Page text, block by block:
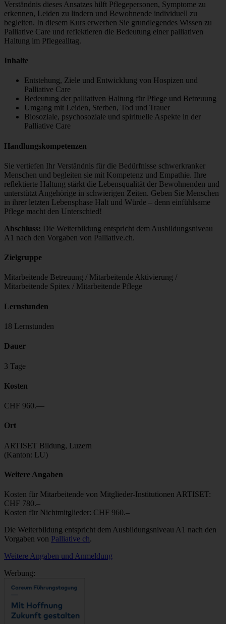
Verständnis dieses Ansatzes hilft Pflegepersonen, Symptome zu
erkennen, Leiden zu lindern und Bewohnende individuell zu
begleiten. In diesem Kurs erwerben Sie grundlegendes Wissen zu
Palliative Care und reflektieren die Bedeutung einer palliativen
Haltung im Pflegealltag.
Inhalte
Entstehung, Ziele und Entwicklung von Hospizen und
Palliative Care
Bedeutung der palliativen Haltung für Pflege und Betreuung
Umgang mit Leiden, Sterben, Tod und Trauer
Biosoziale, psychosoziale und spirituelle Aspekte in der
Palliative Care
Handlungskompetenzen
Sie vertiefen Ihr Verständnis für die Bedürfnisse schwerkranker
Menschen und begleiten sie mit Kompetenz und Empathie. Ihre
reflektierte Haltung stärkt die Lebensqualität der Bewohnenden und
unterstützt Angehörige in schwierigen Zeiten. Geben Sie Menschen
in ihrer letzten Lebensphase Halt und Würde – denn einfühlsame
Pflege macht den Unterschied!
Abschluss: Die Weiterbildung entspricht dem Ausbildungsniveau
A1 nach den Vorgaben von Palliative.ch.
Zielgruppe
Mitarbeitende Betreuung / Mitarbeitende Aktivierung /
Mitarbeitende Spitex / Mitarbeitende Pflege
Lernstunden
18 Lernstunden
Dauer
3 Tage
Kosten
CHF 960.—
Ort
ARTISET Bildung, Luzern
(Kanton: LU)
Weitere Angaben
Kosten für Mitarbeitende von Mitglieder-Institutionen ARTISET:
CHF 780.–
Kosten für Nichtmitglieder: CHF 960.–
Die Weiterbildung entspricht dem Ausbildungsniveau A1 nach den
Vorgaben von Palliative ch.
Weitere Angaben und Anmeldung
Werbung: